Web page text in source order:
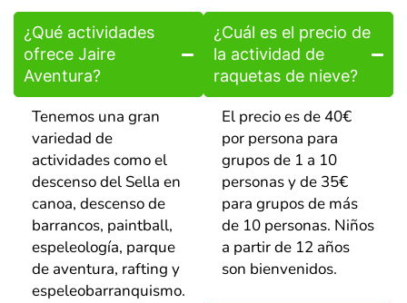
¿Qué actividades
ofrece Jaire
Aventura?
Tenemos una gran
variedad de
actividades como el
descenso del Sella en
canoa, descenso de
barrancos, paintball,
espeleología, parque
de aventura, rafting y
espeleobarranquismo.
¿Cuál es el precio de
la actividad de
raquetas de nieve?
El precio es de 40€
por persona para
grupos de 1 a 10
personas y de 35€
para grupos de más
de 10 personas. Niños
a partir de 12 años
son bienvenidos.